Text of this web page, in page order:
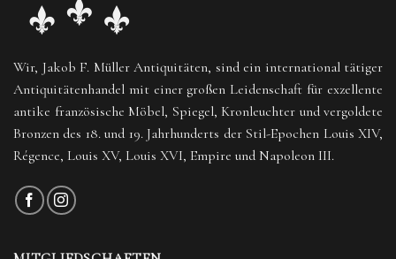
Wir, Jakob F. Müller Antiquitäten, sind ein international tätiger
Antiquitätenhandel mit einer großen Leidenschaft für exzellente
antike französische Möbel, Spiegel, Kronleuchter und vergoldete
Bronzen des 18. und 19. Jahrhunderts der Stil-Epochen Louis XIV,
Régence, Louis XV, Louis XVI, Empire und Napoleon III.